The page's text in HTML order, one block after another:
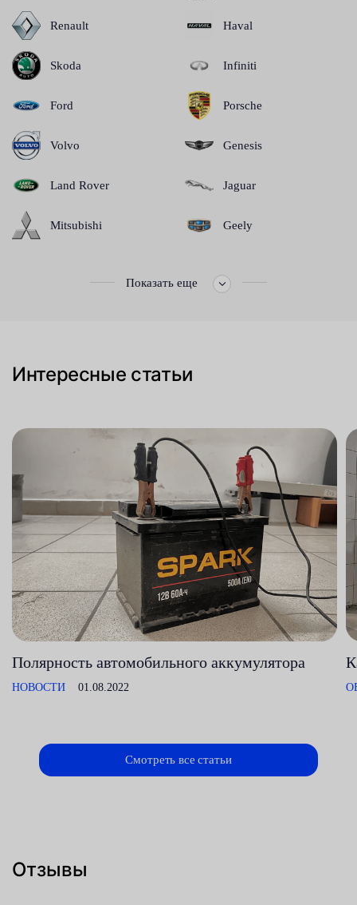
Renault
Skoda
Ford
Volvo
Land Rover
Mitsubishi
Haval
Infiniti
Porsche
Genesis
Jaguar
Geely
Показать еще
Интересные статьи
Полярность автомобильного аккумулятора
НОВОСТИ 01.08.2022
Смотреть все статьи
Отзывы